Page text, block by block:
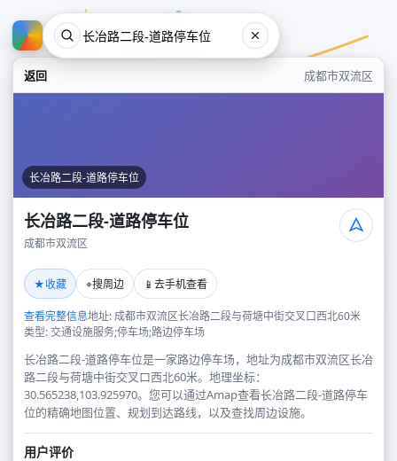
返回 成都市双流区
长冶路二段-道路停车位
长冶路二段-道路停车位
成都市双流区
★收藏 ⌖搜周边 📱 去手机查看
查看完整信息地址: 成都市双流区长冶路二段与荷塘中街交叉口西北60米
类型: 交通设施服务;停车场;路边停车场
长冶路二段-道路停车位是一家路边停车场，地址为成都市双流区长冶
路二段与荷塘中街交叉口西北60米。地理坐标：
30.565238,103.925970。您可以通过Amap查看长冶路二段-道路停车
位的精确地图位置、规划到达路线，以及查找周边设施。
用户评价